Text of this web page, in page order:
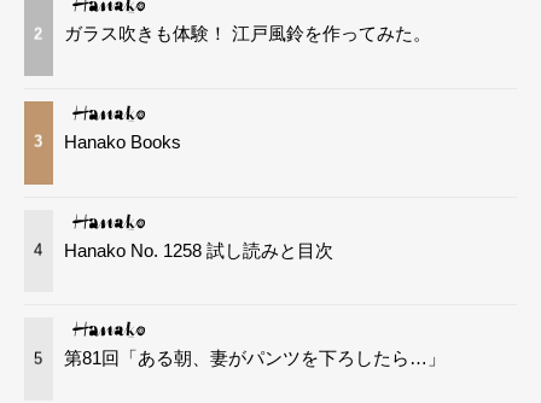
2 ガラス吹きも体験！ 江戸風鈴を作ってみた。
3 Hanako Books
4 Hanako No. 1258 試し読みと目次
5 第81回「ある朝、妻がパンツを下ろしたら…」